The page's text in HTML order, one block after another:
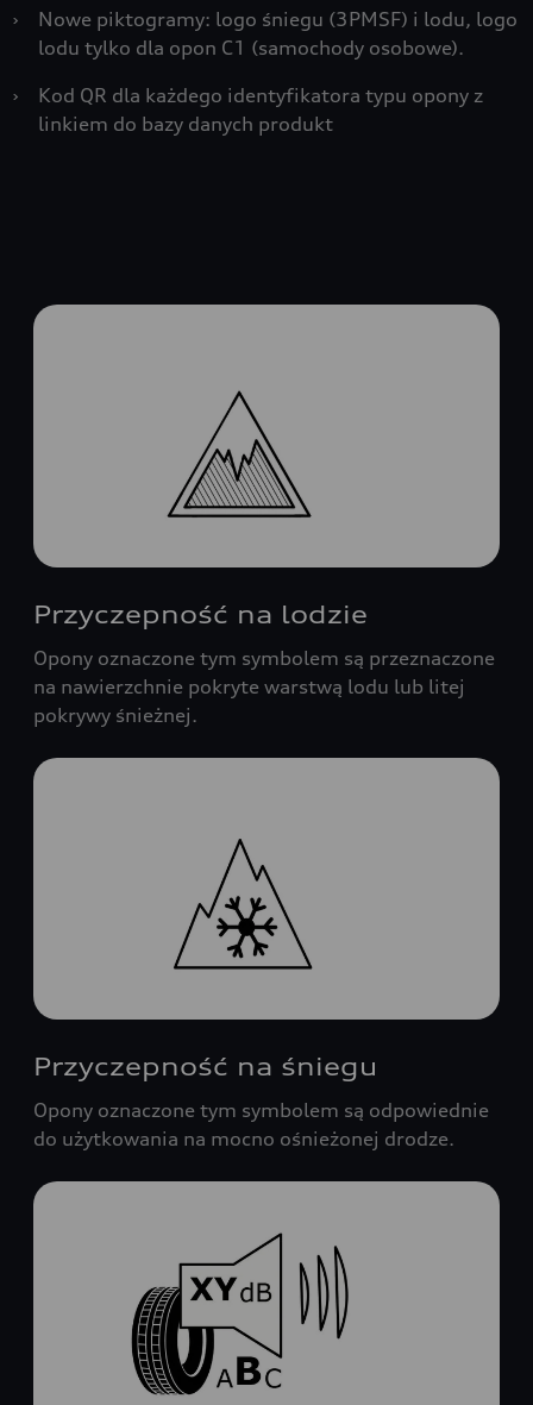
›
Nowe piktogramy: logo śniegu (3PMSF) i lodu, logo
lodu tylko dla opon C1 (samochody osobowe).
›
Kod QR dla każdego identyfikatora typu opony z
linkiem do bazy danych produkt
Przyczepność na lodzie
Opony oznaczone tym symbolem są przeznaczone
na nawierzchnie pokryte warstwą lodu lub litej
pokrywy śnieżnej.
Przyczepność na śniegu
Opony oznaczone tym symbolem są odpowiednie
do użytkowania na mocno ośnieżonej drodze.